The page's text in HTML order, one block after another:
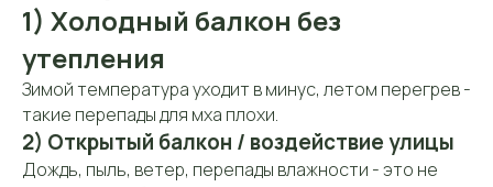
1) Холодный балкон без
утепления
Зимой температура уходит в минус, летом перегрев -
такие перепады для мха плохи.
2) Открытый балкон / воздействие улицы
Дождь, пыль, ветер, перепады влажности - это не